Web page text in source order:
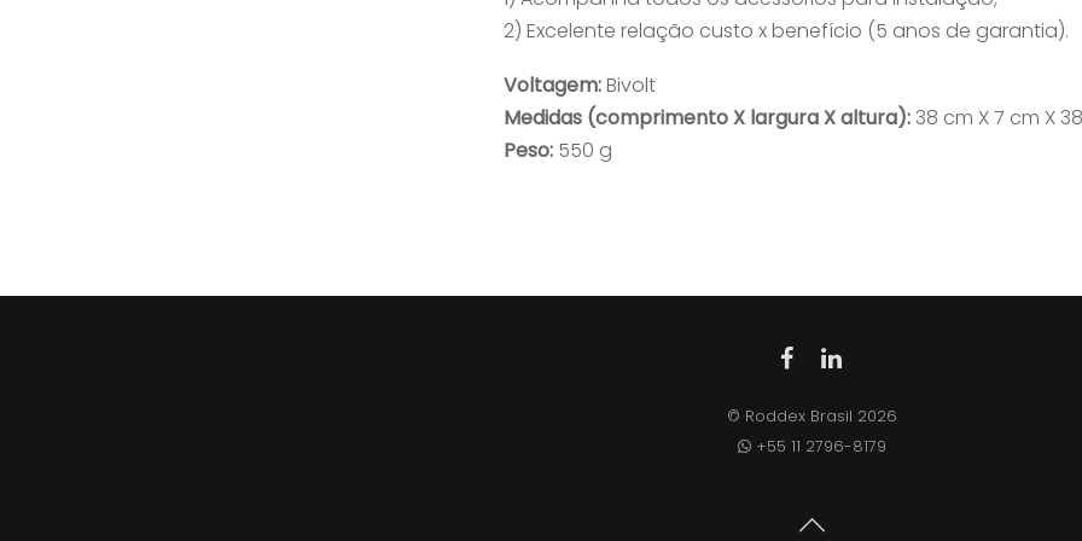
2) Excelente relação custo x benefício (5 anos de garantia).
Voltagem:Bivolt
Medidas (comprimento X largura X altura):38 cm X 7 cm X
Peso:550 g
© Roddex Brasil 2026
+55 11 2796-8179